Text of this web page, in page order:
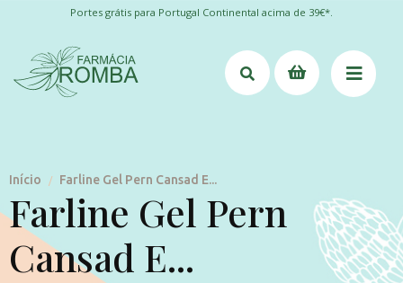
Portes grátis para Portugal Continental acima de 39€*.
Início / Farline Gel Pern Cansad E...
Farline Gel Pern
Cansad E...